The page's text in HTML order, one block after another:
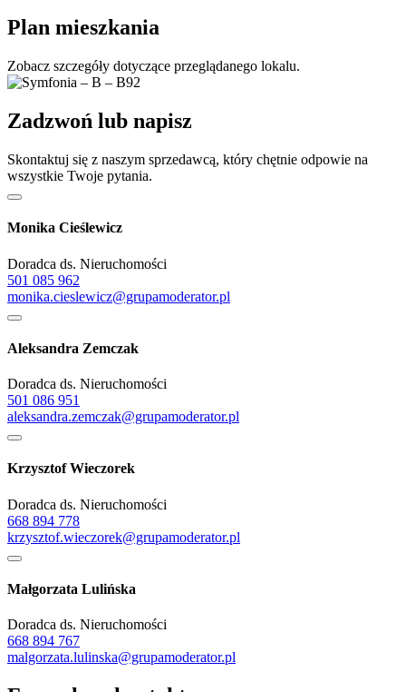
Plan mieszkania
Zobacz szczegóły dotyczące przeglądanego lokalu.
Zadzwoń lub napisz
Skontaktuj się z naszym sprzedawcą, który chętnie odpowie na
wszystkie Twoje pytania.
Monika Cieślewicz
Doradca ds. Nieruchomości
501 085 962
monika.cieslewicz@grupamoderator.pl
Aleksandra Zemczak
Doradca ds. Nieruchomości
501 086 951
aleksandra.zemczak@grupamoderator.pl
Krzysztof Wieczorek
Doradca ds. Nieruchomości
668 894 778
krzysztof.wieczorek@grupamoderator.pl
Małgorzata Lulińska
Doradca ds. Nieruchomości
668 894 767
malgorzata.lulinska@grupamoderator.pl